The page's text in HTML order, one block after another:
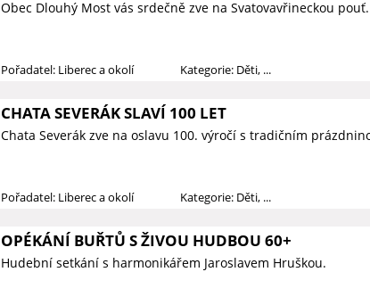
Obec Dlouhý Most vás srdečně zve na Svatovavřineckou pouť.
Pořadatel: Liberec a okolí Kategorie: Děti, ...
CHATA SEVERÁK SLAVÍ 100 LET
Chata Severák zve na oslavu 100. výročí s tradičním
Pořadatel: Liberec a okolí Kategorie: Děti, ...
OPÉKÁNÍ BUŘTŮ S ŽIVOU HUDBOU 60+
Hudební setkání s harmonikářem Jaroslavem Hruškou.